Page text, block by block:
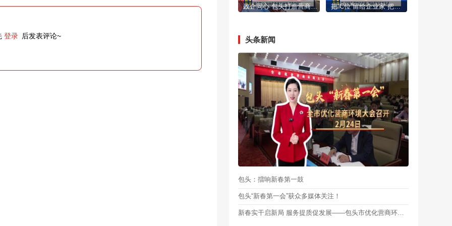
登录 后发表评论~
政企同心 包头打造营商环境“强磁场” 把“C位”留给企业家 把发展写在春天里
头条新闻
包头：擂响新春第一鼓
包头“新春第一会”获众多媒体关注！